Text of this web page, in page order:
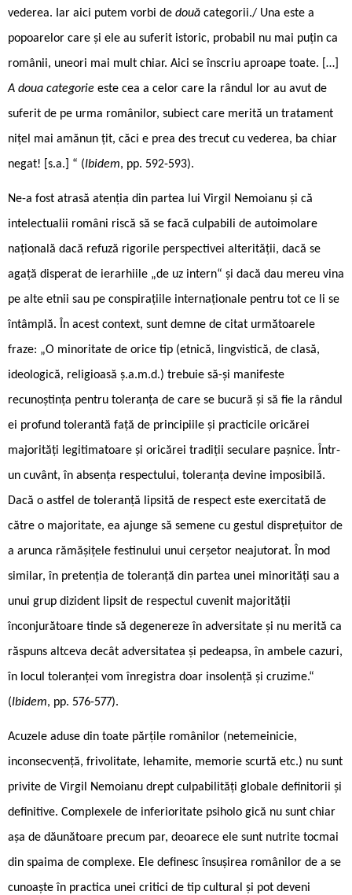
vederea. Iar aici putem vorbi de două categorii./ Una este a
popoarelor care și ele au suferit istoric, probabil nu mai puțin ca
românii, uneori mai mult chiar. Aici se înscriu aproape toate. […]
A doua categorie este cea a celor care la rândul lor au avut de
suferit de pe urma românilor, subiect care merită un tratament
nițel mai amănun țit, căci e prea des trecut cu vederea, ba chiar
negat! [s.a.] “ (Ibidem, pp. 592-593).
Ne-a fost atrasă atenția din partea lui Virgil Nemoianu și că
intelectualii români riscă să se facă culpabili de autoimolare
națională dacă refuză rigorile perspectivei alterității, dacă se
agață disperat de ierarhiile „de uz intern“ și dacă dau mereu vina
pe alte etnii sau pe conspirațiile internaționale pentru tot ce li se
întâmplă. În acest context, sunt demne de citat următoarele
fraze: „O minoritate de orice tip (etnică, lingvistică, de clasă,
ideologică, religioasă ș.a.m.d.) trebuie să-și manifeste
recunoștința pentru toleranța de care se bucură și să fie la rândul
ei profund tolerantă față de principiile și practicile oricărei
majorități legitimatoare și oricărei tradiții seculare pașnice. Într-
un cuvânt, în absența respectului, toleranța devine imposibilă.
Dacă o astfel de toleranță lipsită de respect este exercitată de
către o majoritate, ea ajunge să semene cu gestul disprețuitor de
a arunca rămășițele festinului unui cerșetor neajutorat. În mod
similar, în pretenția de toleranță din partea unei minorități sau a
unui grup dizident lipsit de respectul cuvenit majorității
înconjurătoare tinde să degenereze în adversitate și nu merită ca
răspuns altceva decât adversitatea și pedeapsa, în ambele cazuri,
în locul toleranței vom înregistra doar insolență și cruzime.“
(Ibidem, pp. 576-577).
Acuzele aduse din toate părțile românilor (netemeinicie,
inconsecvență, frivolitate, lehamite, memorie scurtă etc.) nu sunt
privite de Virgil Nemoianu drept culpabilități globale definitorii și
definitive. Complexele de inferioritate psiholo ­gică nu sunt chiar
așa de dăunătoare precum par, deoarece ele sunt nutrite tocmai
din spaima de complexe. Ele definesc însușirea românilor de a se
cunoaște în practica unei critici de tip cultural și pot deveni